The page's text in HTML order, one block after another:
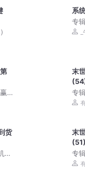
系
专
男
|
末
专
已
货
群
末
(51)
专
已